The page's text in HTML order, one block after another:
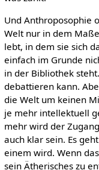
Und Anthroposophie
Welt nur in dem
lebt, in dem sie sich
einfach im Grunde
in der Bibliothek
debattieren kann.
die Welt um keinen
je mehr intellektuell
mehr wird der
auch klar sein. Es
einem wird. Wenn
sein Ätherisches zu